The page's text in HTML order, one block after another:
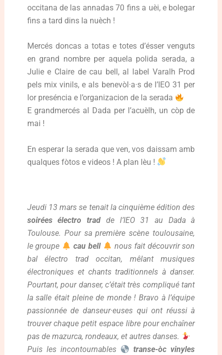
occitana de las annadas 70 fins a uèi, e bolegar
fins a tard dins la nuèch !
Mercés doncas a totas e totes d’ésser venguts
en grand nombre per aquela polida serada, a
Julie e Claire de cau bell, al label Varalh Prod
pels mix vinils, e als benevòl·a·s de l’IEO 31 per
lor preséncia e l’organizacion de la serada
E grandmercés al Dada per l’acuèlh, un còp de
mai !
En esperar la serada que ven, vos daissam amb
qualques fòtos e videos ! A plan lèu !
Jeudi 13 mars se tenait la cinquième édition des
soirées électro trad de l’IEO 31 au Dada à
Toulouse. Pour sa première scène toulousaine,
le groupe
cau bell
nous fait découvrir son
bal électro trad occitan, mêlant musiques
électroniques et chants traditionnels à danser.
Pourtant, pour danser, c’était très compliqué tant
la salle était pleine de monde ! Bravo à l’équipe
passionnée de danseur·euses qui ont réussi à
trouver chaque petit espace libre pour enchaîner
pas de mazurca, rondeaux, et autres danses.
Puis les incontournables
transe-òc vinyles